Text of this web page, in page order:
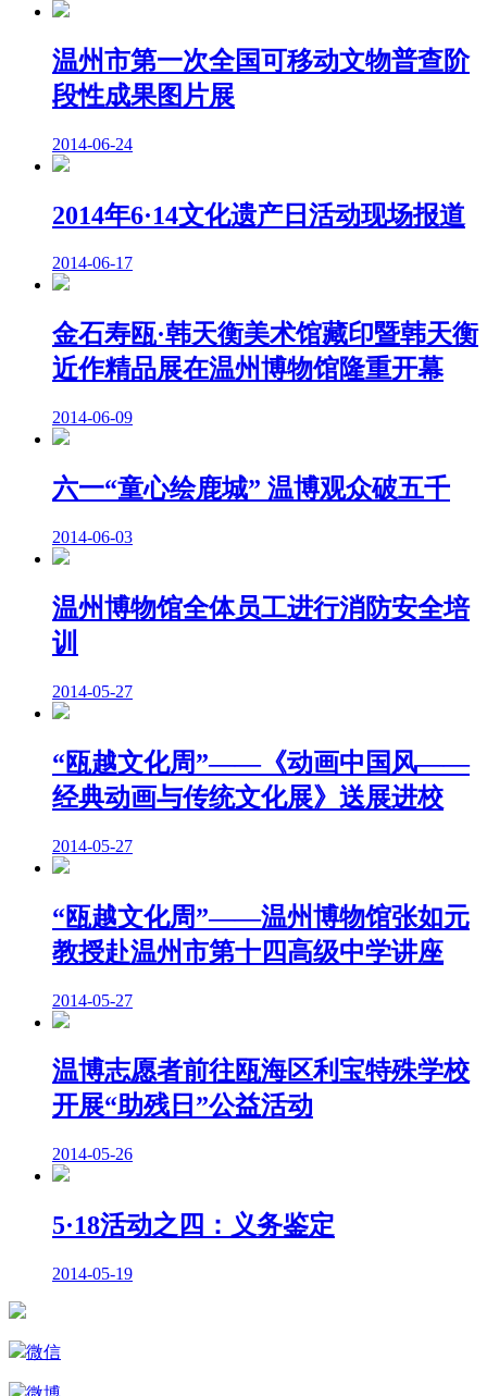
温州市第一次全国可移动文物普查阶
段性成果图片展
2014-06-24
2014年6·14文化遗产日活动现场报道
2014-06-17
金石寿瓯·韩天衡美术馆藏印暨韩天衡
近作精品展在温州博物馆隆重开幕
2014-06-09
六一“童心绘鹿城” 温博观众破五千
2014-06-03
温州博物馆全体员工进行消防安全培
训
2014-05-27
“瓯越文化周”——《动画中国风——
经典动画与传统文化展》送展进校
2014-05-27
“瓯越文化周”——温州博物馆张如元
教授赴温州市第十四高级中学讲座
2014-05-27
温博志愿者前往瓯海区利宝特殊学校
开展“助残日”公益活动
2014-05-26
5·18活动之四：义务鉴定
2014-05-19
微信